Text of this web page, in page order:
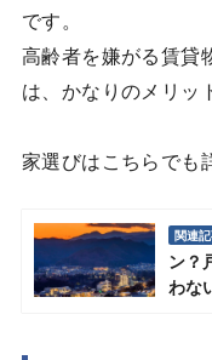
です。
高齢者を嫌がる賃貸
は、かなりのメリッ
家選びはこちらでも
関連
ン？
わな